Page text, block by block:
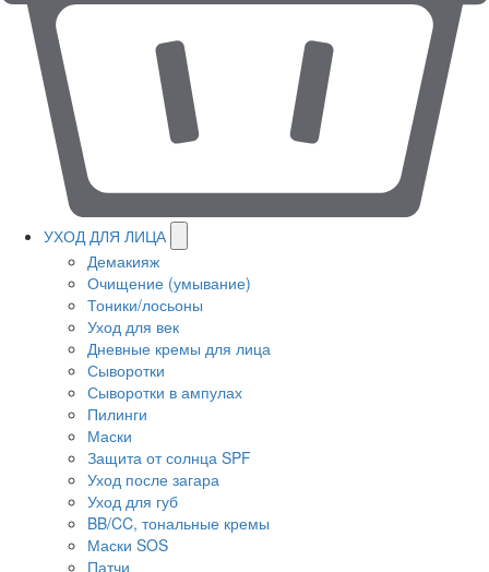
УХОД ДЛЯ ЛИЦА
Демакияж
Очищение (умывание)
Тоники/лосьоны
Уход для век
Дневные кремы для лица
Сыворотки
Сыворотки в ампулах
Пилинги
Маски
Защита от солнца SPF
Уход после загара
Уход для губ
BB/CC, тональные кремы
Маски SOS
Патчи